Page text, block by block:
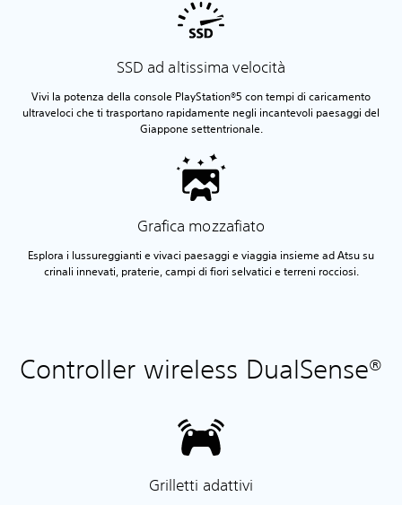
SSD ad altissima velocità
Vivi la potenza della console PlayStation®5 con tempi di caricamento
ultraveloci che ti trasportano rapidamente negli incantevoli paesaggi del
Giappone settentrionale.
Grafica mozzafiato
Esplora i lussureggianti e vivaci paesaggi e viaggia insieme ad Atsu su
crinali innevati, praterie, campi di fiori selvatici e terreni rocciosi.
Controller wireless DualSense®
Grilletti adattivi